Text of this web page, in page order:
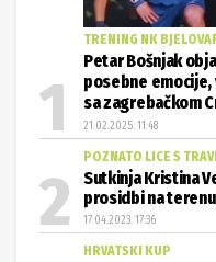
TRENING NK
Petar Bošnjak
posebne
sa zagrebačkom
21.02.2025. 11:48
POZNATO LICE S
Sutkinja Kristina
prosidbi na
17.04.2023. 17:36
HRVATSKI KUP